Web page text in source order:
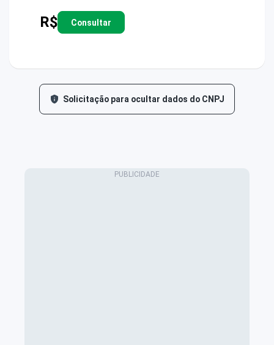
R$ Consultar
Solicitação para ocultar dados do CNPJ